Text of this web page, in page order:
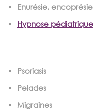
Enurésie, encoprésie
Hypnose pédiatrique
Psoriasis
Pelades
Migraines